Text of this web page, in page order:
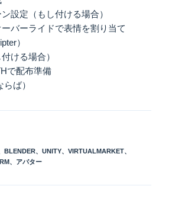
設定（もし付ける場合）
バーライドで表情を割り当て
）
ける場合）
で配布準備
ば）
BLENDER、 UNITY、 VIRTUALMARKET、
、 アバター